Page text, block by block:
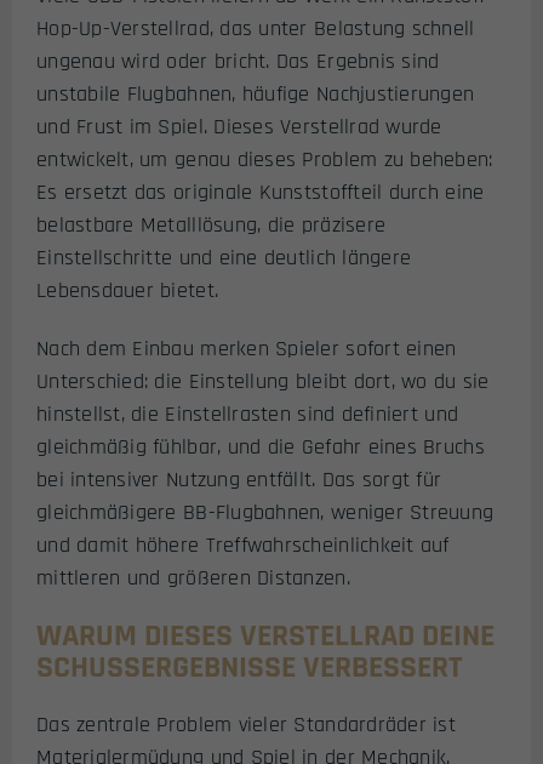
Hop-Up-Verstellrad, das unter Belastung schnell
ungenau wird oder bricht. Das Ergebnis sind
unstabile Flugbahnen, häufige Nachjustierungen
und Frust im Spiel. Dieses Verstellrad wurde
entwickelt, um genau dieses Problem zu beheben:
Es ersetzt das originale Kunststoffteil durch eine
belastbare Metalllösung, die präzisere
Einstellschritte und eine deutlich längere
Lebensdauer bietet.
Nach dem Einbau merken Spieler sofort einen
Unterschied: die Einstellung bleibt dort, wo du sie
hinstellst, die Einstellrasten sind definiert und
gleichmäßig fühlbar, und die Gefahr eines Bruchs
bei intensiver Nutzung entfällt. Das sorgt für
gleichmäßigere BB-Flugbahnen, weniger Streuung
und damit höhere Treffwahrscheinlichkeit auf
mittleren und größeren Distanzen.
WARUM DIESES VERSTELLRAD DEINE
SCHUSSERGEBNISSE VERBESSERT
Das zentrale Problem vieler Standardräder ist
Materialermüdung und Spiel in der Mechanik.